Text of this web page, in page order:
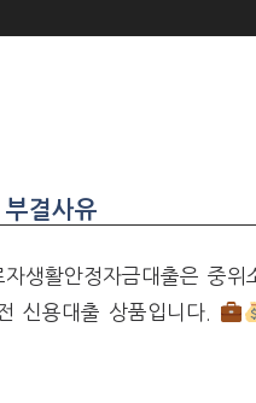
결사유
생활안정자금대출은 중위
신용대출 상품입니다.